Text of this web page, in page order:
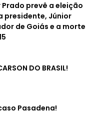
prevê a eleição
presidente, Júnior
de Goiás e a morte
DO BRASIL!
Pasadena!